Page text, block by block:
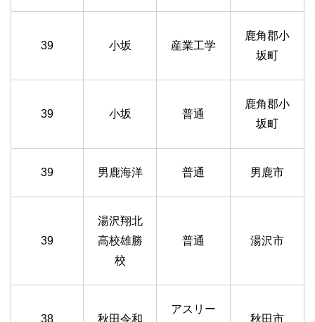
39 小坂 産業工学
鹿角郡小
坂町
39 小坂 普通
鹿角郡小
坂町
39 男鹿海洋 普通 男鹿市
39
湯沢翔北
高校雄勝
校
普通 湯沢市
38 秋田令和
アスリー
秋田市